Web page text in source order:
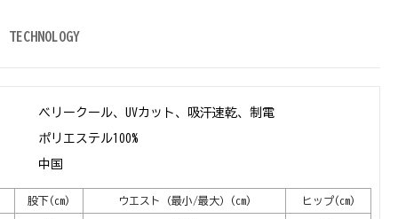
TECHNOLOGY
ベリークール、UVカット、吸汗速乾、制電
ポリエステル100%
中国
股下(cm) ウエスト（最小/最大）(cm) ヒップ(cm)